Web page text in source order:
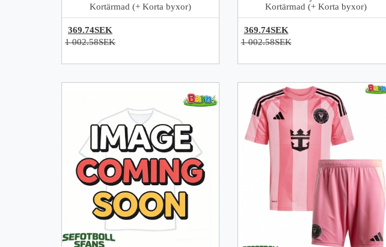
Kortärmad (+ Korta byxor)
369.74SEK
1 002.58SEK
Kortärmad (+ Korta byxor)
369.74SEK
1 002.58SEK